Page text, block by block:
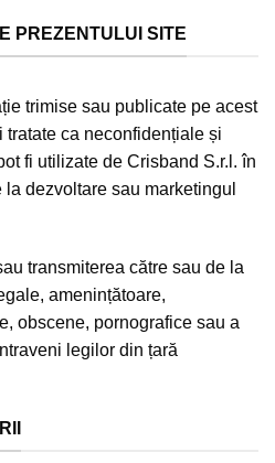
PREZENTULUI SITE
trimise sau publicate pe acest
ca neconfidențiale și
fi utilizate de Crisband S.r.l. în
dezvoltare sau marketingul
transmiterea către sau de la
amenințătoare,
obscene, pornografice sau a
legilor din țară